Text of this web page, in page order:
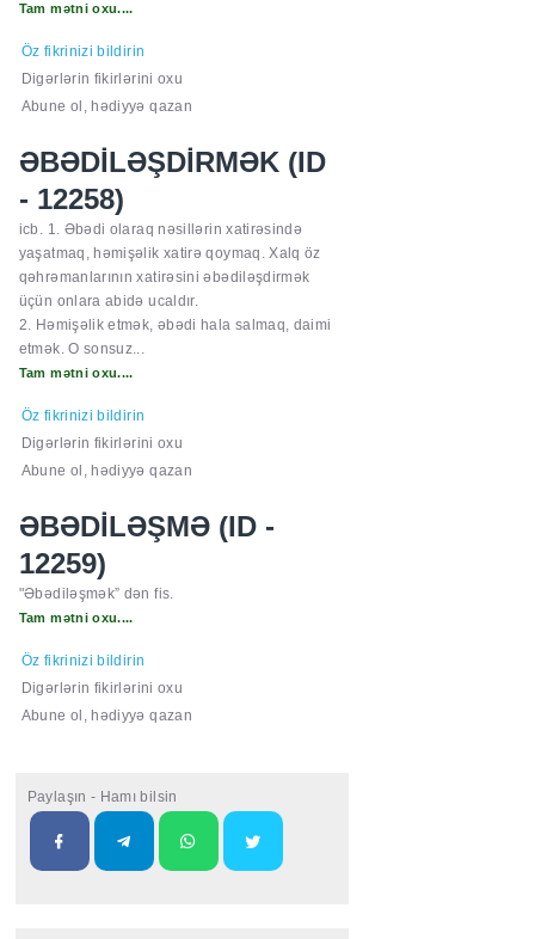
Tam mətni oxu....
Öz fikrinizi bildirin
Digərlərin fikirlərini oxu
Abune ol, hədiyyə qazan
ƏBƏDİLƏŞDİRMƏK (ID
- 12258)
icb. 1. Əbədi olaraq nəsillərin xatirəsində
yaşatmaq, həmişəlik xatirə qoymaq. Xalq öz
qəhrəmanlarının xatirəsini əbədiləşdirmək
üçün onlara abidə ucaldır.
2. Həmişəlik etmək, əbədi hala salmaq, daimi
etmək. O sonsuz...
Tam mətni oxu....
Öz fikrinizi bildirin
Digərlərin fikirlərini oxu
Abune ol, hədiyyə qazan
ƏBƏDİLƏŞMƏ (ID -
12259)
"Əbədiləşmək” dən fis.
Tam mətni oxu....
Öz fikrinizi bildirin
Digərlərin fikirlərini oxu
Abune ol, hədiyyə qazan
Paylaşın - Hamı bilsin